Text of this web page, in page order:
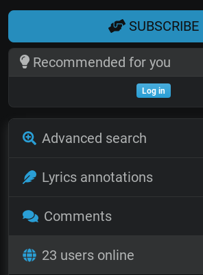
SUBSCRIBE
Recommended for you
Log in
Advanced search
Lyrics annotations
Comments
23 users online